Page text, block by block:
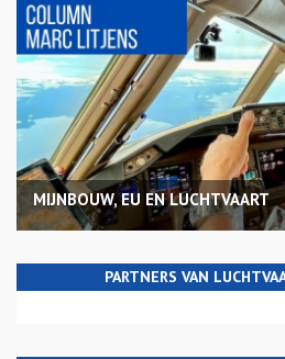
MIJNBOUW, EU EN LUCHTVAART
PARTNERS VAN